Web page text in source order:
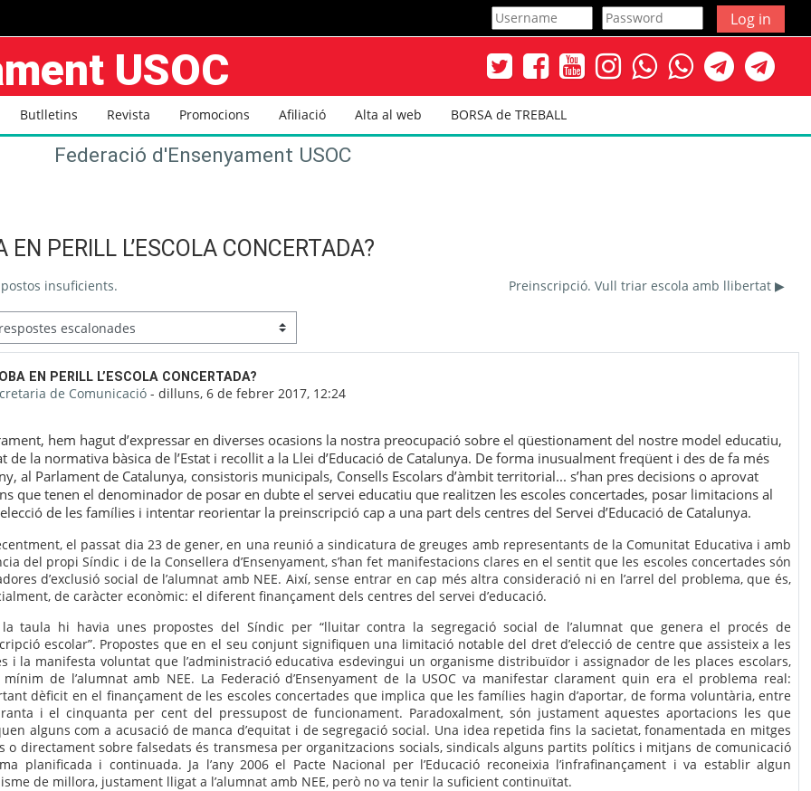
Log in
USOC
Butlletins Revista Promocions Afiliació Alta al web BORSA de TREBALL
Federació d'Ensenyament USOC
EN PERILL L’ESCOLA CONCERTADA?
insuficients. Preinscripció. Vull triar escola amb llibertat ▶︎
EN PERILL L’ESCOLA CONCERTADA?
de Comunicació- dilluns, 6 de febrer 2017, 12:24
de respostes: 0
hem hagut d’expressar en diverses ocasions la nostra preocupació sobre el qüestionament del nostre model educatiu,
de la normativa bàsica de l’Estat i recollit a la Llei d’Educació de Catalunya. De forma inusualment freqüent i des de fa més
al Parlament de Catalunya, consistoris municipals, Consells Escolars d’àmbit territorial... s’han pres decisions o aprovat
que tenen el denominador de posar en dubte el servei educatiu que realitzen les escoles concertades, posar limitacions al
de les famílies i intentar reorientar la preinscripció cap a una part dels centres del Servei d’Educació de Catalunya.
el passat dia 23 de gener, en una reunió a sindicatura de greuges amb representants de la Comunitat Educativa i amb
del propi Síndic i de la Consellera d’Ensenyament, s’han fet manifestacions clares en el sentit que les escoles concertades són
d’exclusió social de l’alumnat amb NEE. Així, sense entrar en cap més altra consideració ni en l’arrel del problema, que és,
de caràcter econòmic: el diferent finançament dels centres del servei d’educació.
la taula hi havia unes propostes del Síndic per “lluitar contra la segregació social de l’alumnat que genera el procés de
escolar”. Propostes que en el seu conjunt signifiquen una limitació notable del dret d’elecció de centre que assisteix a les
i la manifesta voluntat que l’administració educativa esdevingui un organisme distribuïdor i assignador de les places escolars,
de l’alumnat amb NEE. La Federació d’Ensenyament de la USOC va manifestar clarament quin era el problema real:
dèficit en el finançament de les escoles concertades que implica que les famílies hagin d’aportar, de forma voluntària, entre
i el cinquanta per cent del pressupost de funcionament. Paradoxalment, són justament aquestes aportacions les que
alguns com a acusació de manca d’equitat i de segregació social. Una idea repetida fins la sacietat, fonamentada en mitges
o directament sobre falsedats és transmesa per organitzacions socials, sindicals alguns partits polítics i mitjans de comunicació
planificada i continuada. Ja l’any 2006 el Pacte Nacional per l’Educació reconeixia l’infrafinançament i va establir algun
de millora, justament lligat a l’alumnat amb NEE, però no va tenir la suficient continuïtat.